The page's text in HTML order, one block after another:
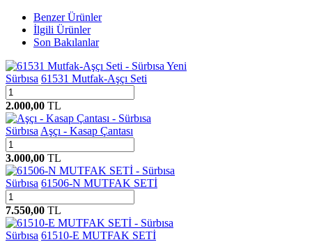
Benzer Ürünler
İlgili Ürünler
Son Bakılanlar
Yeni
Sürbısa 61531 Mutfak-Aşçı Seti
2.000,00 TL
Sürbısa Aşçı - Kasap Çantası
3.000,00 TL
Sürbısa 61506-N MUTFAK SETİ
7.550,00 TL
Sürbısa 61510-E MUTFAK SETİ